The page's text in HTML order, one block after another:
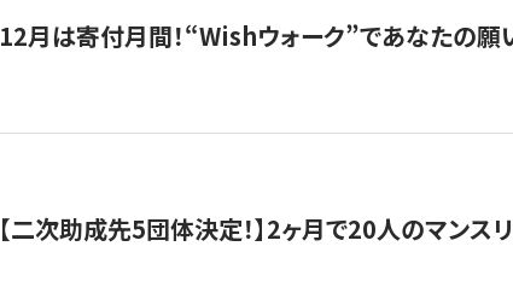
12月は寄付月間！“Wishウォーク”であなたの願
【二次助成先5団体決定！】2ヶ月で20人のマン